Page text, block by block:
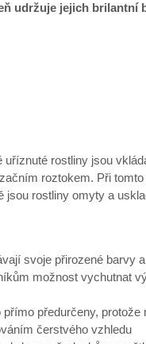
udržuje jejich brilantní
rostliny jsou
roztokem. Při
jsou rostliny omyty a
svoje přirozené barvy
možnost vychutnat
přímo předurčeny,
čerstvého vzhledu